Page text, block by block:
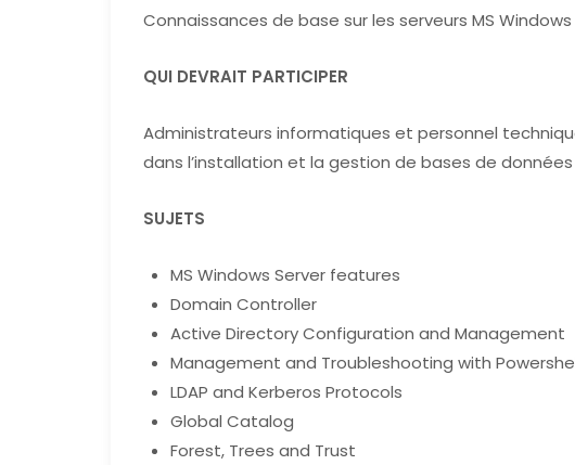
Connaissances de base sur les serveurs MS Windows
QUI DEVRAIT PARTICIPER
Administrateurs informatiques et personnel
dans l’installation et la gestion de bases de données
SUJETS
MS Windows Server features
Domain Controller
Active Directory Configuration and Management
Management and Troubleshooting with
LDAP and Kerberos Protocols
Global Catalog
Forest, Trees and Trust